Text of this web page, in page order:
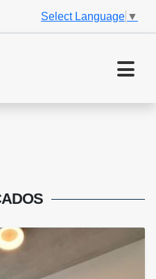
Select Language ▼